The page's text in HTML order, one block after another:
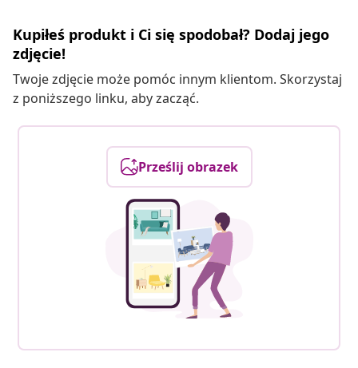
Kupiłeś produkt i Ci się spodobał? Dodaj jego
zdjęcie!
Twoje zdjęcie może pomóc innym klientom. Skorzystaj
z poniższego linku, aby zacząć.
Prześlij obrazek